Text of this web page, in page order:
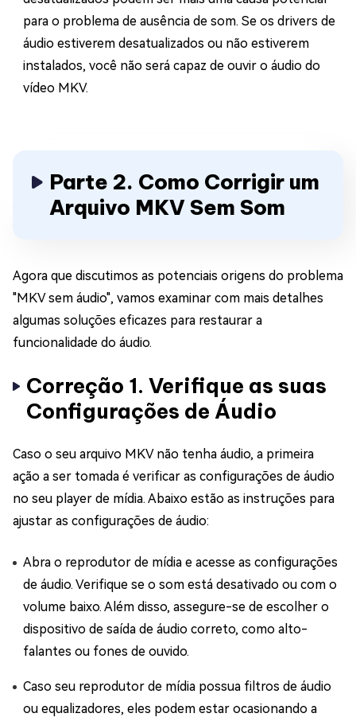
para o problema de ausência de som. Se os drivers de
áudio estiverem desatualizados ou não estiverem
instalados, você não será capaz de ouvir o áudio do
vídeo MKV.
Parte 2. Como Corrigir um
Arquivo MKV Sem Som
Agora que discutimos as potenciais origens do problema
"MKV sem áudio", vamos examinar com mais detalhes
algumas soluções eficazes para restaurar a
funcionalidade do áudio.
Correção 1. Verifique as suas
Configurações de Áudio
Caso o seu arquivo MKV não tenha áudio, a primeira
ação a ser tomada é verificar as configurações de áudio
no seu player de mídia. Abaixo estão as instruções para
ajustar as configurações de áudio:
Abra o reprodutor de mídia e acesse as configurações
de áudio. Verifique se o som está desativado ou com o
volume baixo. Além disso, assegure-se de escolher o
dispositivo de saída de áudio correto, como alto-
falantes ou fones de ouvido.
Caso seu reprodutor de mídia possua filtros de áudio
ou equalizadores, eles podem estar ocasionando a